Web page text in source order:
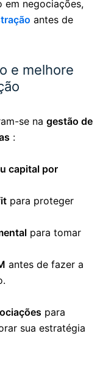
em negociações,
antes de
e melhore
se na gestão de
:
capital por
para proteger
para tomar
antes de fazer a
para
sua estratégia